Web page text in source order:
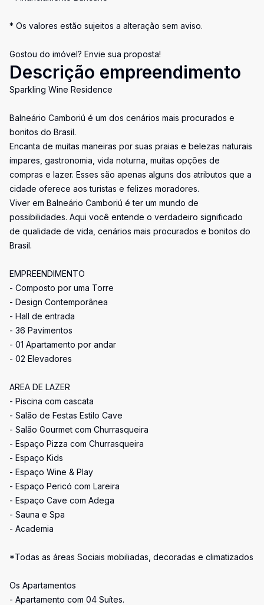
* Os valores estão sujeitos a alteração sem aviso.
Gostou do imóvel? Envie sua proposta!
Descrição empreendimento
Sparkling Wine Residence
Balneário Camboriú é um dos cenários mais procurados e
bonitos do Brasil.
Encanta de muitas maneiras por suas praias e belezas naturais
ímpares, gastronomia, vida noturna, muitas opções de
compras e lazer. Esses são apenas alguns dos atributos que a
cidade oferece aos turistas e felizes moradores.
Viver em Balneário Camboriú é ter um mundo de
possibilidades. Aqui você entende o verdadeiro significado
de qualidade de vida, cenários mais procurados e bonitos do
Brasil.
EMPREENDIMENTO
- Composto por uma Torre
- Design Contemporânea
- Hall de entrada
- 36 Pavimentos
- 01 Apartamento por andar
- 02 Elevadores
AREA DE LAZER
- Piscina com cascata
- Salão de Festas Estilo Cave
- Salão Gourmet com Churrasqueira
- Espaço Pizza com Churrasqueira
- Espaço Kids
- Espaço Wine & Play
- Espaço Pericó com Lareira
- Espaço Cave com Adega
- Sauna e Spa
- Academia
*Todas as áreas Sociais mobiliadas, decoradas e climatizados
Os Apartamentos
- Apartamento com 04 Suítes.